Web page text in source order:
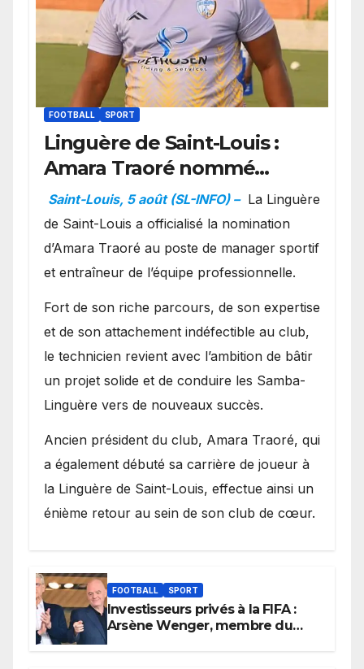
FOOTBALL SPORT
Linguère de Saint-Louis :
Amara Traoré nommé
manager sportif et
entraîneur de l’équipe
Saint-Louis, 5 août (SL-INFO) – La Linguère
de Saint-Louis a officialisé la nomination
d’Amara Traoré au poste de manager sportif
et entraîneur de l’équipe professionnelle.
Fort de son riche parcours, de son expertise
et de son attachement indéfectible au club,
le technicien revient avec l’ambition de bâtir
un projet solide et de conduire les Samba-
Linguère vers de nouveaux succès.
Ancien président du club, Amara Traoré, qui
a également débuté sa carrière de joueur à
la Linguère de Saint-Louis, effectue ainsi un
énième retour au sein de son club de cœur.
FOOTBALL SPORT
Investisseurs privés à la FIFA :
Arsène Wenger, membre du